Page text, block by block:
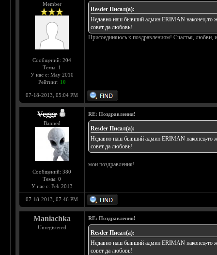
Member
Сообщений: 204
Темы: 1
У нас с: May 2010
Рейтинг: 10
Rеsder Писал(а):
Недавно наш бывший админ ERIMAN наконец-то
совет да любовь!
Присоединяюсь к поздравлениям! Счастья, любви,
07-18-2013, 05:04 PM
Veggr
Banned
Сообщений: 380
Темы: 0
У нас с: Feb 2013
RE: Поздравления!
Rеsder Писал(а):
Недавно наш бывший админ ERIMAN наконец-то
совет да любовь!
мои поздравления!
07-18-2013, 07:46 PM
Maniachka
Unregistered
RE: Поздравления!
Rеsder Писал(а):
Недавно наш бывший админ ERIMAN наконец-то
совет да любовь!